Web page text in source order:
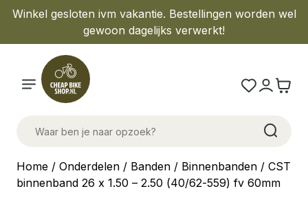
Winkel gesloten ivm vakantie. Bestellingen worden wel
gewoon dagelijks verwerkt!
Home / Onderdelen / Banden / Binnenbanden / CST
binnenband 26 x 1.50 – 2.50 (40/62-559) fv 60mm